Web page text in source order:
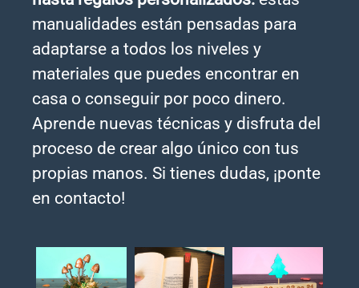
manualidades están pensadas para
adaptarse a todos los niveles y
materiales que puedes encontrar en
casa o conseguir por poco dinero.
Aprende nuevas técnicas y disfruta del
proceso de crear algo único con tus
propias manos. Si tienes dudas, ¡ponte
en contacto!